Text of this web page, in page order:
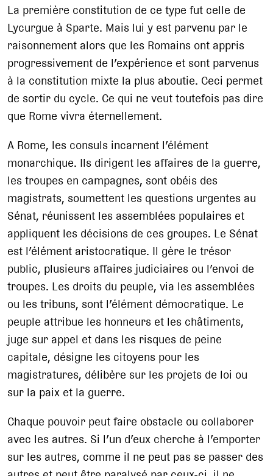
La première constitution de ce type fut celle de
Lycurgue à Sparte. Mais lui y est parvenu par le
raisonnement alors que les Romains ont appris
progressivement de l’expérience et sont parvenus
à la constitution mixte la plus aboutie. Ceci permet
de sortir du cycle. Ce qui ne veut toutefois pas dire
que Rome vivra éternellement.
A Rome, les consuls incarnent l’élément
monarchique. Ils dirigent les affaires de la guerre,
les troupes en campagnes, sont obéis des
magistrats, soumettent les questions urgentes au
Sénat, réunissent les assemblées populaires et
appliquent les décisions de ces groupes. Le Sénat
est l’élément aristocratique. Il gère le trésor
public, plusieurs affaires judiciaires ou l’envoi de
troupes. Les droits du peuple, via les assemblées
ou les tribuns, sont l’élément démocratique. Le
peuple attribue les honneurs et les châtiments,
juge sur appel et dans les risques de peine
capitale, désigne les citoyens pour les
magistratures, délibère sur les projets de loi ou
sur la paix et la guerre.
Chaque pouvoir peut faire obstacle ou collaborer
avec les autres. Si l’un d’eux cherche à l’emporter
sur les autres, comme il ne peut pas se passer des